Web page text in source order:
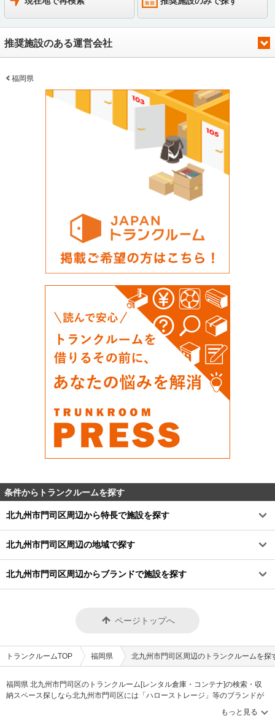
推奨施設のある運営会社
福岡県
条件からトランクルームを探す
北九州市門司区周辺から特長で施設を探す
北九州市門司区周辺の地域で探す
北九州市門司区周辺からブランドで施設を探す
ページトップへ
トランクルームTOP 福岡県 北九州市門司区周辺のトランクルームを探
福岡県 北九州市門司区のトランクルーム[レンタル倉庫・コンテナ]の検索・収
納スペース探しなら北九州市門司区には「ハローストレージ」等のブランドが
掲載されています。借りたい地域から探して、広さ・料金[賃料]・セキュリテ
ィ・空調完備・24時間出し入れ可能などの希望条件で絞込み！豊富な物件数か